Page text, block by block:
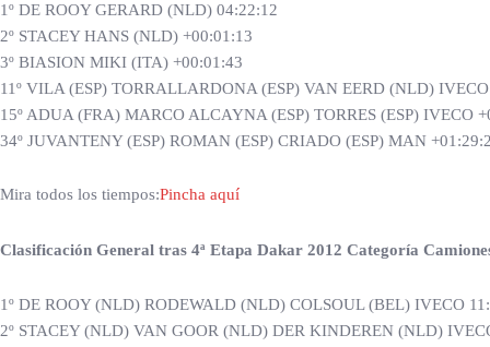
1º DE ROOY GERARD (NLD) 04:22:12
2º STACEY HANS (NLD) +00:01:13
3º BIASION MIKI (ITA) +00:01:43
11º VILA (ESP) TORRALLARDONA (ESP) VAN EERD (NLD)
15º ADUA (FRA) MARCO ALCAYNA (ESP) TORRES (ESP) IVECO
34º JUVANTENY (ESP) ROMAN (ESP) CRIADO (ESP) MAN
Mira todos los tiempos:Pincha aquí
Clasificación General tras 4ª Etapa Dakar 2012 Categoría
1º DE ROOY (NLD) RODEWALD (NLD) COLSOUL (BEL) IVECO
2º STACEY (NLD) VAN GOOR (NLD) DER KINDEREN (NLD)